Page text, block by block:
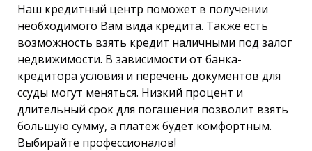
Наш кредитный центр поможет в получении
необходимого Вам вида кредита. Также есть
возможность взять кредит наличными под залог
недвижимости. В зависимости от банка-
кредитора условия и перечень документов для
ссуды могут меняться. Низкий процент и
длительный срок для погашения позволит взять
большую сумму, а платеж будет комфортным.
Выбирайте профессионалов!